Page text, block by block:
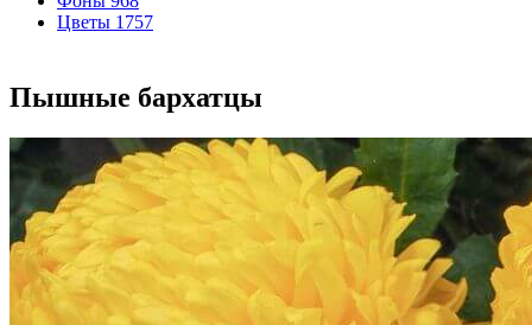
Цветы 1757
Пышные бархатцы